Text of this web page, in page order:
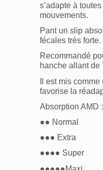
s’adapte à
mouvements.
Pant un slip
fécales très forte.
Recommandé
hanche allant de
Il est mis
favorise la
Absorption AMD :
●● Normal
●●● Extra
●●●● Super